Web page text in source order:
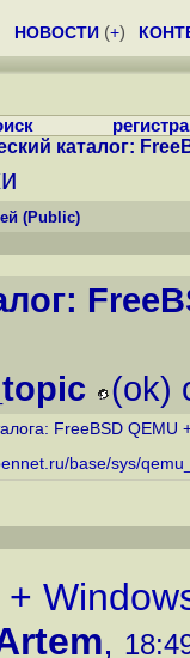
НОВОСТИ (+)
каталог:
(Public)
(ok)
FreeBSD
base/sys/
,